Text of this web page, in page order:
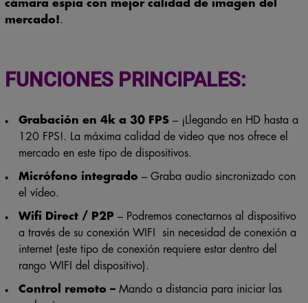
mercado!.
FUNCIONES PRINCIPALES:
120 FPS!. La máxima calidad de video que nos ofrece el
mercado en este tipo de dispositivos.
Micrófono integrado
– Graba audio sincronizado con
el vídeo.
a través de su conexión WIFI sin necesidad de conexión a
internet (este tipo de conexión requiere estar dentro del
rango WIFI del dispositivo).
Control remoto –
grabaciones.